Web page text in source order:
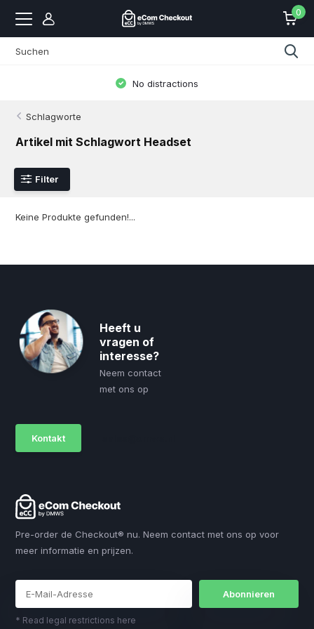
0
No distractions
Schlagworte
Artikel mit Schlagwort Headset
Filter
Keine Produkte gefunden!...
Heeft u
vragen of
interesse?
Neem contact
met ons op
Kontakt
Pre-order de Checkout® nu. Neem contact met ons op voor
meer informatie en prijzen.
Abonnieren
* Read legal restrictions here